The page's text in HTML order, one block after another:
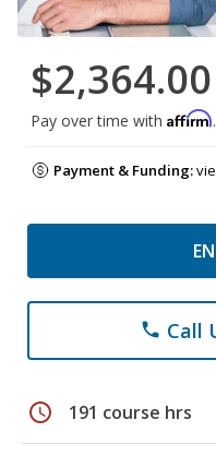
$2,364.00
Pay over time with Affirm
Payment & Funding:
phone Call
schedule 191 course hrs